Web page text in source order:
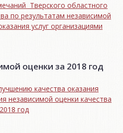
Тверского областного
по результатам независимой
услуг организациями
оценки за 2018 год
качества оказания
независимой оценки качества
год